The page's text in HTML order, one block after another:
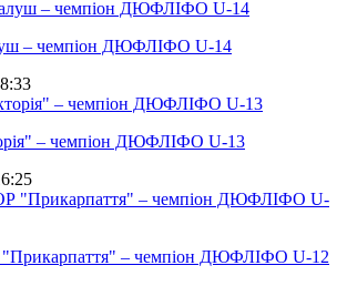
– чемпіон ДЮФЛІФО U-14
– чемпіон ДЮФЛІФО U-13
– чемпіон ДЮФЛІФО U-12